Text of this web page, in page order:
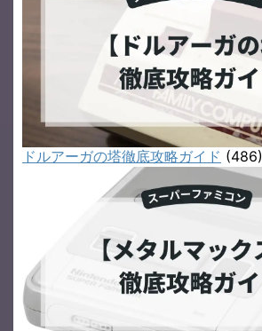
ドルアーガの塔徹底攻略ガイド (486)